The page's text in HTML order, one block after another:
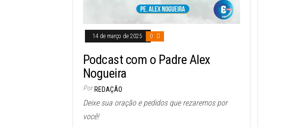
14 de março de 2025 0
Podcast com o Padre Alex
Nogueira
Por REDAÇÃO
Deixe sua oração e pedidos que rezaremos por
você!